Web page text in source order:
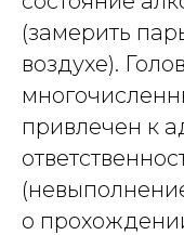
(замерить
воздухе).
привлечен к
о